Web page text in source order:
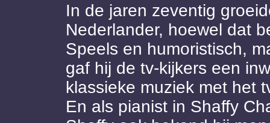
In de jaren zeventig
Nederlander, hoewel dat
Speels en humoristisch,
gaf hij de tv-kijkers een
klassieke muziek met het
En als pianist in Shaffy